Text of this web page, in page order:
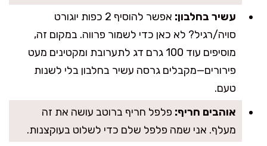
עשיר בחלבון:
אפשר להוסיף 2 כפות יוגורט
סויה/רגיל? לא כאן כדי לשמור פרווה. במקום זה,
מוסיפים עוד 100 גרם דג לתערובת ומקטינים מעט
פירורים—מקבלים גרסה עשיר בחלבון בלי לשנות
טעם.
אוהבים חריף: פלפל חריף ברוטב עושה את זה
מעלף. אני שמה פלפל שלם כדי לשלוט בעוקצנות.